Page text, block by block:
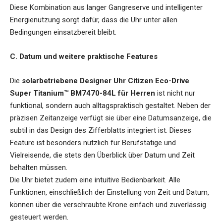
Diese Kombination aus langer Gangreserve und intelligenter
Energienutzung sorgt dafür, dass die Uhr unter allen
Bedingungen einsatzbereit bleibt.
C. Datum und weitere praktische Features
Die solarbetriebene Designer Uhr Citizen Eco-Drive
Super Titanium™ BM7470-84L für Herren ist nicht nur
funktional, sondern auch alltagspraktisch gestaltet. Neben der
präzisen Zeitanzeige verfügt sie über eine Datumsanzeige, die
subtil in das Design des Zifferblatts integriert ist. Dieses
Feature ist besonders nützlich für Berufstätige und
Vielreisende, die stets den Überblick über Datum und Zeit
behalten müssen.
Die Uhr bietet zudem eine intuitive Bedienbarkeit. Alle
Funktionen, einschließlich der Einstellung von Zeit und Datum,
können über die verschraubte Krone einfach und zuverlässig
gesteuert werden.